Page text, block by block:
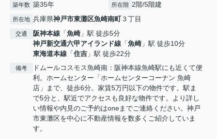
築年数 築35年 所在階 2階/5階建
所在地 兵庫県神戸市東灘区魚崎南町３丁目
交通 阪神本線 「魚崎 」駅 徒歩5分
神戸新交通六甲アイランド線 「魚崎 」駅 徒歩10分
東海道本線 「住吉 」駅 徒歩22分
備考
ドムールコスモス魚崎南：阪神本線魚崎駅にも近くて便
利。ホームセンター「ホームセンターコーナン 魚崎
店」まで、徒歩6分。家賃5万円以下の物件です。駅ま
で5分と、駅近でアクセスも良好な物件です。より詳し
い情報や内見のご予約はoneまでご連絡ください。神戸
市東灘区を中心に不動産情報を数多くご紹介していま
す。